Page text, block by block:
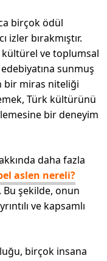
birçok ödül
izler bırakmıştır.
kültürel ve toplumsal
sunmuş
bir miras niteliği
Türk kültürünü
bir deneyim
daha fazla
aslen nereli?
Bu şekilde, onun
ve kapsamlı
birçok insana